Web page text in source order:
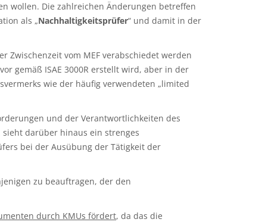
wollen. Die zahlreichen Änderungen betreffen
als „Nachhaltigkeitsprüfer“ und damit in der
Zwischenzeit vom MEF verabschiedet werden
gemäß ISAE 3000R erstellt wird, aber in der
wie der häufig verwendeten „limited
und der Verantwortlichkeiten des
darüber hinaus ein strenges
bei der Ausübung der Tätigkeit der
zu beauftragen, der den
durch KMUs fördert, da das die